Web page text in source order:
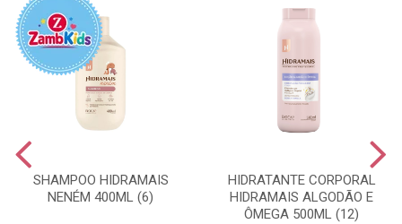
SHAMPOO HIDRAMAIS
NENÉM 400ML (6)
HIDRATANTE CORPORAL
HIDRAMAIS ALGODÃO E
ÔMEGA 500ML (12)